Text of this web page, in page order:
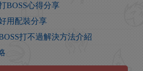
BOSS心得分享
用配裝分享
打不過解決方法介紹